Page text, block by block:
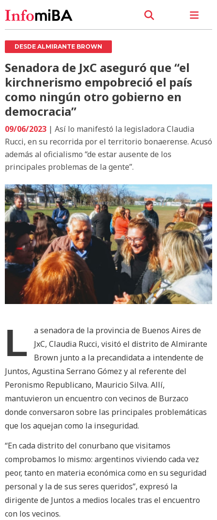
DESDE ALMIRANTE BROWN
Senadora de JxC aseguró que “el
kirchnerismo empobreció el país
como ningún otro gobierno en
democracia”
09/06/2023 | Así lo manifestó la legisladora Claudia
Rucci, en su recorrida por el territorio bonaerense. Acusó
además al oficialismo “de estar ausente de los
principales problemas de la gente”.
L
a senadora de la provincia de Buenos Aires de
JxC, Claudia Rucci, visitó el distrito de Almirante
Brown junto a la precandidata a intendente de
Juntos, Agustina Serrano Gómez y al referente del
Peronismo Republicano, Mauricio Silva. Allí,
mantuvieron un encuentro con vecinos de Burzaco
donde conversaron sobre las principales problemáticas
que los aquejan como la inseguridad.
“En cada distrito del conurbano que visitamos
comprobamos lo mismo: argentinos viviendo cada vez
peor, tanto en materia económica como en su seguridad
personal y la de sus seres queridos”, expresó la
dirigente de Juntos a medios locales tras el encuentro
con los vecinos.